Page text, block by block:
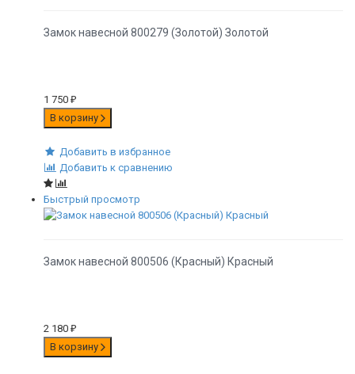
Замок навесной 800279 (Золотой) Золотой
1 750 ₽
В корзину
Добавить в избранное
Добавить к сравнению
Быстрый просмотр
Замок навесной 800506 (Красный) Красный
2 180 ₽
В корзину